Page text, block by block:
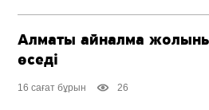
Алматы айналма
өседі
16 сағат бұрын 26